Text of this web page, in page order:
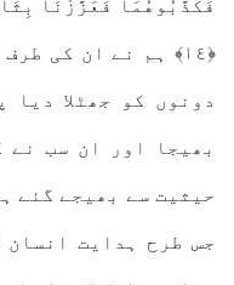
فَكَذَّبُوهُمَا فَعَزَّزْنَا
﴿١٤﴾ ہم نے ان کی
دونوں کو جھٹلا
بھیجا اور ان سب نے
جس طرح ہدایت